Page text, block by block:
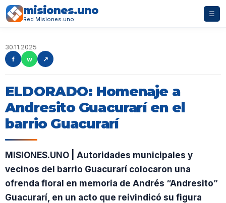
misiones.uno
Red Misiones.uno
☰
30.11.2025
f
w ↗
ELDORADO: Homenaje a
Andresito Guacurarí en el
barrio Guacurarí
MISIONES.UNO | Autoridades municipales y
vecinos del barrio Guacurarí colocaron una
ofrenda floral en memoria de Andrés “Andresito”
Guacurarí, en un acto que reivindicó su figura